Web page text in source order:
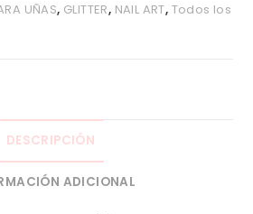
UÑAS, GLITTER, NAIL ART, Todos los
DESCRIPCIÓN
ADICIONAL